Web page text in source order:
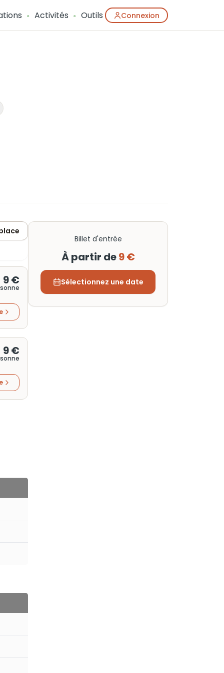
Activités Outils Connexion
9 €
9 €
Billet d'entrée
À partir de9 €
Sélectionnez une date